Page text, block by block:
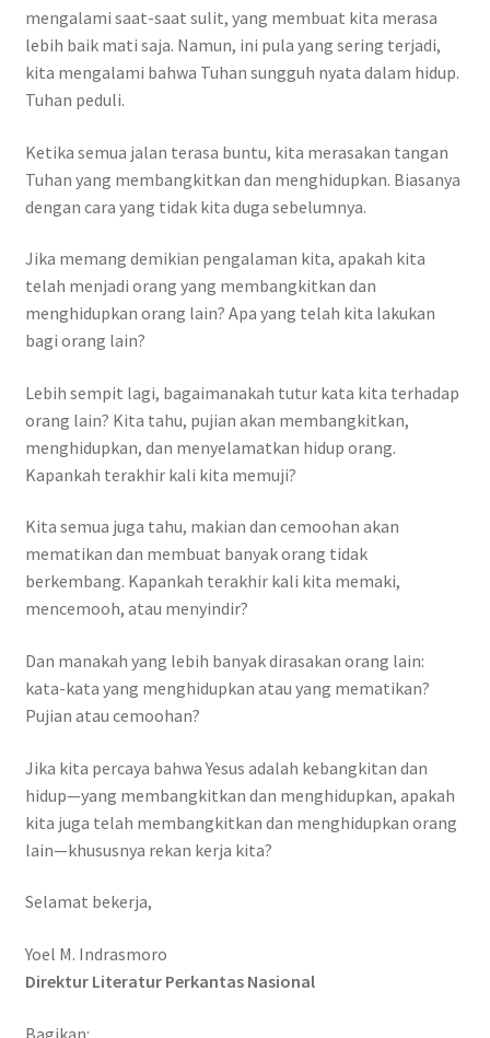
mengalami saat-saat sulit, yang membuat kita merasa
lebih baik mati saja. Namun, ini pula yang sering terjadi,
kita mengalami bahwa Tuhan sungguh nyata dalam hidup.
Tuhan peduli.
Ketika semua jalan terasa buntu, kita merasakan tangan
Tuhan yang membangkitkan dan menghidupkan. Biasanya
dengan cara yang tidak kita duga sebelumnya.
Jika memang demikian pengalaman kita, apakah kita
telah menjadi orang yang membangkitkan dan
menghidupkan orang lain? Apa yang telah kita lakukan
bagi orang lain?
Lebih sempit lagi, bagaimanakah tutur kata kita terhadap
orang lain? Kita tahu, pujian akan membangkitkan,
menghidupkan, dan menyelamatkan hidup orang.
Kapankah terakhir kali kita memuji?
Kita semua juga tahu, makian dan cemoohan akan
mematikan dan membuat banyak orang tidak
berkembang. Kapankah terakhir kali kita memaki,
mencemooh, atau menyindir?
Dan manakah yang lebih banyak dirasakan orang lain:
kata-kata yang menghidupkan atau yang mematikan?
Pujian atau cemoohan?
Jika kita percaya bahwa Yesus adalah kebangkitan dan
hidup—yang membangkitkan dan menghidupkan, apakah
kita juga telah membangkitkan dan menghidupkan orang
lain—khususnya rekan kerja kita?
Selamat bekerja,
Yoel M. Indrasmoro
Direktur Literatur Perkantas Nasional
Bagikan: